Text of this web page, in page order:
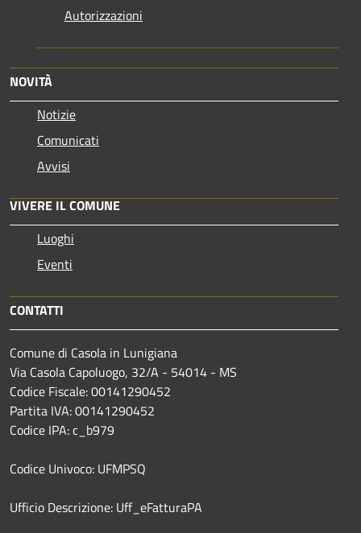
Autorizzazioni
NOVITÀ
Notizie
Comunicati
Avvisi
VIVERE IL COMUNE
Luoghi
Eventi
CONTATTI
Comune di Casola in Lunigiana
Via Casola Capoluogo, 32/A - 54014 - MS
Codice Fiscale: 00141290452
Partita IVA: 00141290452
Codice IPA: c_b979
Codice Univoco: UFMPSQ
Ufficio Descrizione: Uff_eFatturaPA